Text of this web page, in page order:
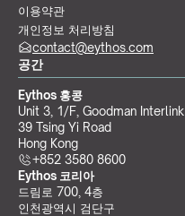
이용약관
개인정보 처리방침
공간
Eythos 홍콩
Unit 3, 1/F, Goodman Interlink
39 Tsing Yi Road
Hong Kong
+852 3580 8600
Eythos 코리아
드림로 700, 4층
인천광역시 검단구
contact@eythos.com